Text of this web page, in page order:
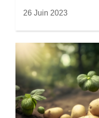
26 Juin 2023